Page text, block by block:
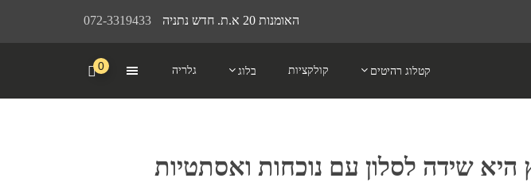
072-3319433 האומנות 20 א.ת. חדש נתניה
קטלוג רהיטים קולקציות בלוג גלריה 0
היא שידה לסלון עם נוכחות ואסתטיות